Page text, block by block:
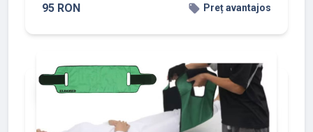
95 RON local_offer Preț avantajos